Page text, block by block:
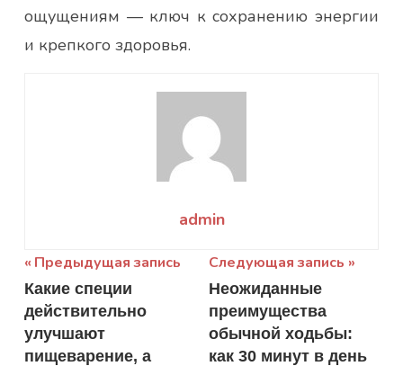
ощущениям — ключ к сохранению энергии
и крепкого здоровья.
admin
Навигация
по
записям
Предыдущая запись
Какие специи
действительно
улучшают
пищеварение, а
Следующая запись
Неожиданные
преимущества
обычной ходьбы:
как 30 минут в день